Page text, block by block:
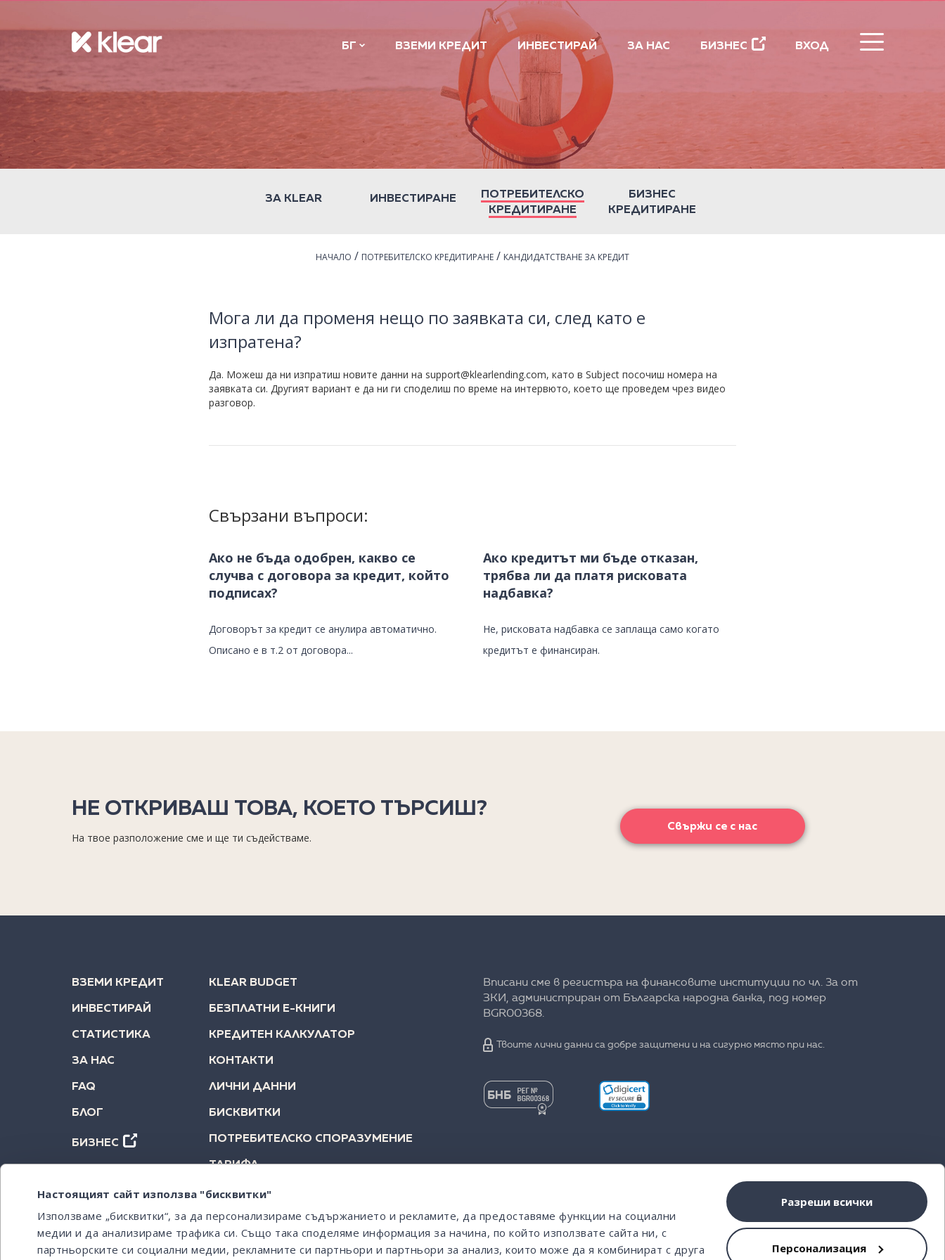
Настоящият сайт използва "бисквитки"
Използваме „бисквитки“, за да персонализираме съдържанието и рекламите, да предоставяме функции на социални
медии и да анализираме трафика си. Също така споделяме информация за начина, по който използвате сайта ни, с
партньорските си социални медии, рекламните си партньори и партньори за анализ, които може да я комбинират с друга
Разреши всички
Персонализация
БГ ВЗЕМИ КРЕДИТ ИНВЕСТИРАЙ ЗА НАС БИЗНЕС ВХОД
ЗА KLEAR ИНВЕСТИРАНЕ
ПОТРЕБИТЕЛСКО
КРЕДИТИРАНЕ
БИЗНЕС
КРЕДИТИРАНЕ
НАЧАЛО / ПОТРЕБИТЕЛСКО КРЕДИТИРАНЕ / КАНДИДАТСТВАНЕ ЗА КРЕДИТ
Мога ли да променя нещо по заявката си, след като е
изпратена?
Да. Можеш да ни изпратиш новите данни на support@klearlending.com, като в Subject посочиш номера на
заявката си. Другият вариант е да ни ги споделиш по време на интервюто, което ще проведем чрез видео
разговор.
Свързани въпроси:
Ако не бъда одобрен, какво се
случва с договора за кредит, който
подписах?
Договорът за кредит се анулира автоматично.
Описано е в т.2 от договора...
Ако кредитът ми бъде отказан,
трябва ли да платя рисковата
надбавка?
Не, рисковата надбавка се заплаща само когато
кредитът е финансиран.
НЕ ОТКРИВАШ ТОВА, КОЕТО ТЪРСИШ?
На твое разположение сме и ще ти съдействаме.
Свържи се с нас
ВЗЕМИ КРЕДИТ
ИНВЕСТИРАЙ
СТАТИСТИКА
ЗА НАС
FAQ
БЛОГ
БИЗНЕС
KLEAR BUDGET
БЕЗПЛАТНИ Е-КНИГИ
КРЕДИТЕН КАЛКУЛАТОР
КОНТАКТИ
ЛИЧНИ ДАННИ
БИСКВИТКИ
ПОТРЕБИТЕЛСКО СПОРАЗУМЕНИЕ
ТАРИФА
Вписани сме в регистъра на финансовите институции по чл. 3а от
ЗКИ, администриран от Българска народна банка, под номер
BGR00368.
Твоите лични данни са добре защитени и на сигурно място при нас.